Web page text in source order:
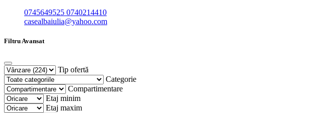
0745649525 0740214410
casealbaiulia@yahoo.com
Filtru Avansat
Tip ofertă
Categorie
Compartimentare
Etaj minim
Etaj maxim